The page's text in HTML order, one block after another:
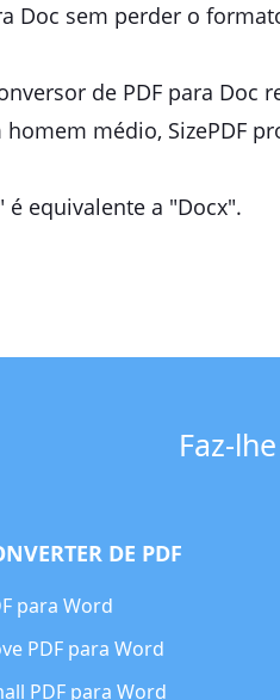
Doc sem perder o
de PDF para Doc
médio, SizePDF
é equivalente a "Docx".
Faz-
DE PDF
para Word
PDF para Word
PDF para Word